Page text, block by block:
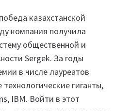
казахстанской
компания получила
общественной и
Sergek. За годы
в числе лауреатов
гиганты,
IBM. Войти в этот